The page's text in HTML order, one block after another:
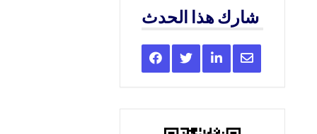
شارك هذا الحدث
Share
this
Share
this
Share
this
Share
this